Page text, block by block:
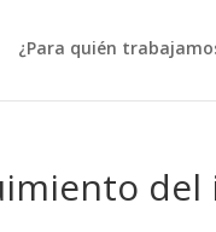
¿Para quién